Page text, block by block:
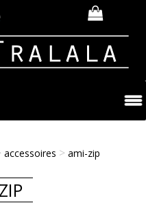
accessoires > ami-zip